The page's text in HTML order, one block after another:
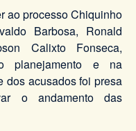
ao processo Chiquinho
Barbosa, Ronald
Calixto Fonseca,
planejamento e na
dos acusados foi presa
o andamento das